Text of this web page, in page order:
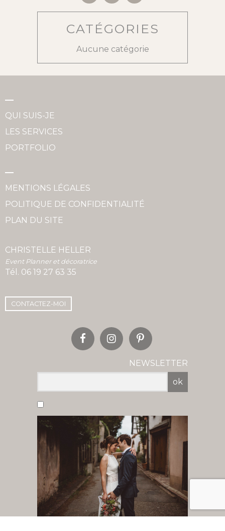
CATÉGORIES
Aucune catégorie
QUI SUIS-JE
LES SERVICES
PORTFOLIO
MENTIONS LÉGALES
POLITIQUE DE CONFIDENTIALITÉ
PLAN DU SITE
CHRISTELLE HELLER
Event Planner et décoratrice
Tél. 06 19 27 63 35
CONTACTEZ-MOI
NEWSLETTER
ok